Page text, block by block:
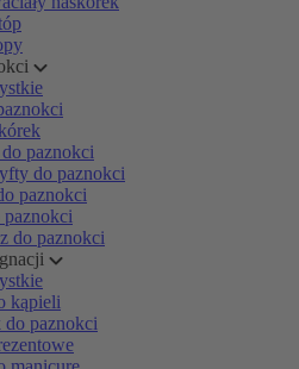
paznokci
do paznokci
paznokci
do paznokci
kąpieli
paznokci